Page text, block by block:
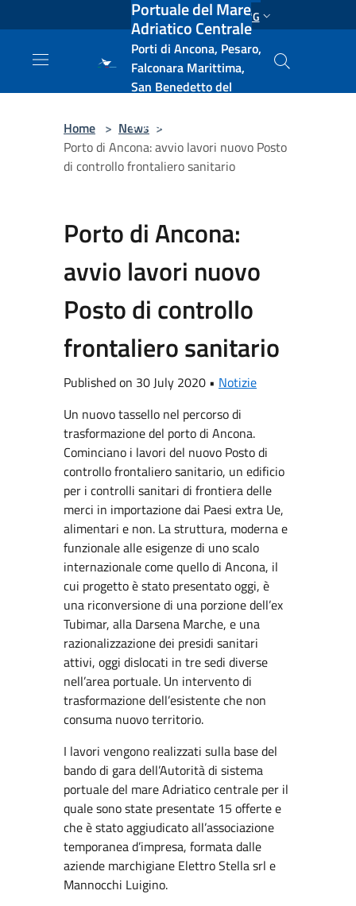
Salta al contenuto principale ENG
Portuale del Mare
Adriatico Centrale
Porti di Ancona, Pesaro,
Falconara Marittima,
San Benedetto del
e Vasto
Home > News >
Porto di Ancona: avvio lavori nuovo Posto
di controllo frontaliero sanitario
Porto di Ancona:
avvio lavori nuovo
Posto di controllo
frontaliero sanitario
Published on 30 July 2020 • Notizie
Un nuovo tassello nel percorso di
trasformazione del porto di Ancona.
Cominciano i lavori del nuovo Posto di
controllo frontaliero sanitario, un edificio
per i controlli sanitari di frontiera delle
merci in importazione dai Paesi extra Ue,
alimentari e non. La struttura, moderna e
funzionale alle esigenze di uno scalo
internazionale come quello di Ancona, il
cui progetto è stato presentato oggi, è
una riconversione di una porzione dell’ex
Tubimar, alla Darsena Marche, e una
razionalizzazione dei presidi sanitari
attivi, oggi dislocati in tre sedi diverse
nell’area portuale. Un intervento di
trasformazione dell’esistente che non
consuma nuovo territorio.
I lavori vengono realizzati sulla base del
bando di gara dell’Autorità di sistema
portuale del mare Adriatico centrale per il
quale sono state presentate 15 offerte e
che è stato aggiudicato all’associazione
temporanea d’impresa, formata dalle
aziende marchigiane Elettro Stella srl e
Mannocchi Luigino.